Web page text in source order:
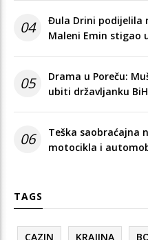
04
Đula Drini podijelila
Maleni Emin stigao
05
Drama u Poreču:
ubiti državljanku BiH
06
Teška saobraćajna
motocikla i
TAGS
CAZIN KRAJINA